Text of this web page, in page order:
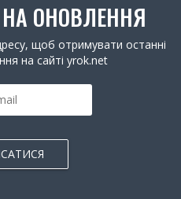
ОНОВЛЕННЯ
щоб отримувати останні
на сайті yrok.net